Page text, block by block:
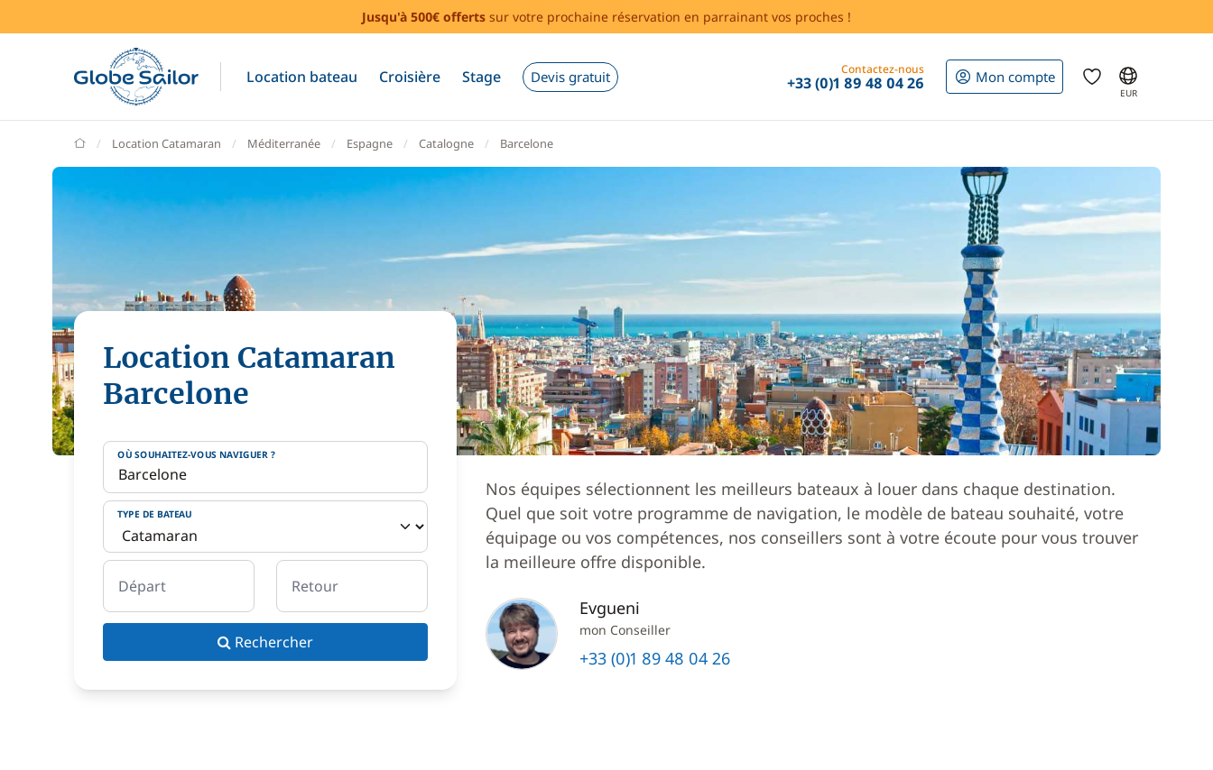
Jusqu'à 500€ offerts sur votre prochaine réservation en parrainant vos proches !
Location bateau Croisière Stage Devis gratuit Contactez-nous
+33 (0)1 89 48 04 26 Mon compte
EUR
GlobeSailor
Location Catamaran Méditerranée Espagne Catalogne Barcelone
Location Catamaran
Barcelone
OÙ SOUHAITEZ-VOUS NAVIGUER ?
TYPE DE BATEAU
Départ Retour
Rechercher
Nos équipes sélectionnent les meilleurs bateaux à louer dans chaque destination.
Quel que soit votre programme de navigation, le modèle de bateau souhaité, votre
équipage ou vos compétences, nos conseillers sont à votre écoute pour vous trouver
la meilleure offre disponible.
Evgueni
mon Conseiller
+33 (0)1 89 48 04 26